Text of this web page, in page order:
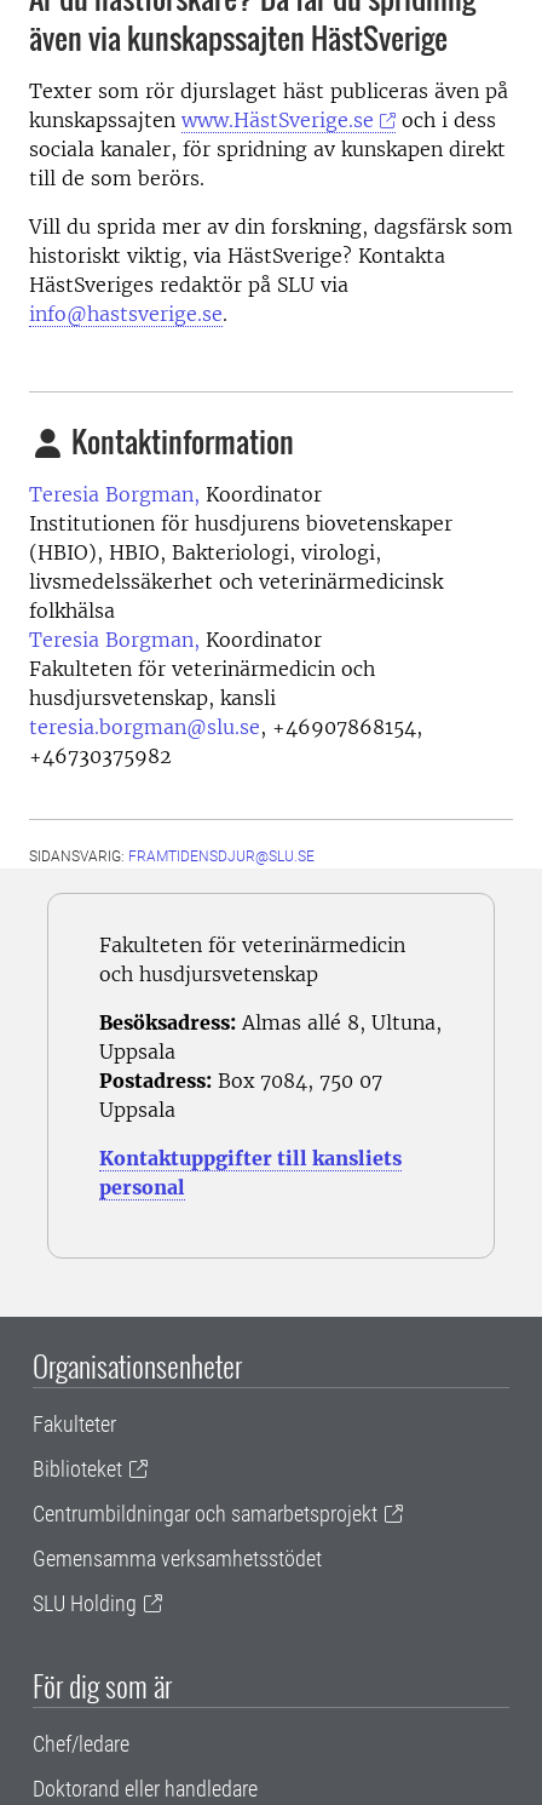
även via kunskapssajten HästSverige
Texter som rör djurslaget häst publiceras även på
kunskapssajten www.HästSverige.se
och i dess
sociala kanaler, för spridning av kunskapen direkt
till de som berörs.
Vill du sprida mer av din forskning, dagsfärsk som
historiskt viktig, via HästSverige? Kontakta
HästSveriges redaktör på SLU via
info@hastsverige.se.
Kontaktinformation
Teresia Borgman, Koordinator
Institutionen för husdjurens biovetenskaper
(HBIO), HBIO, Bakteriologi, virologi,
livsmedelssäkerhet och veterinärmedicinsk
folkhälsa
Teresia Borgman, Koordinator
Fakulteten för veterinärmedicin och
husdjursvetenskap, kansli
teresia.borgman@slu.se, +46907868154,
+46730375982
SIDANSVARIG: FRAMTIDENSDJUR@SLU.SE
Fakulteten för veterinärmedicin
och husdjursvetenskap
Besöksadress: Almas allé 8, Ultuna,
Uppsala
Postadress: Box 7084, 750 07
Uppsala
Kontaktuppgifter till kansliets
personal
Organisationsenheter
Fakulteter
Biblioteket
Centrumbildningar och samarbetsprojekt
Gemensamma verksamhetsstödet
SLU Holding
För dig som är
Chef/ledare
Doktorand eller handledare